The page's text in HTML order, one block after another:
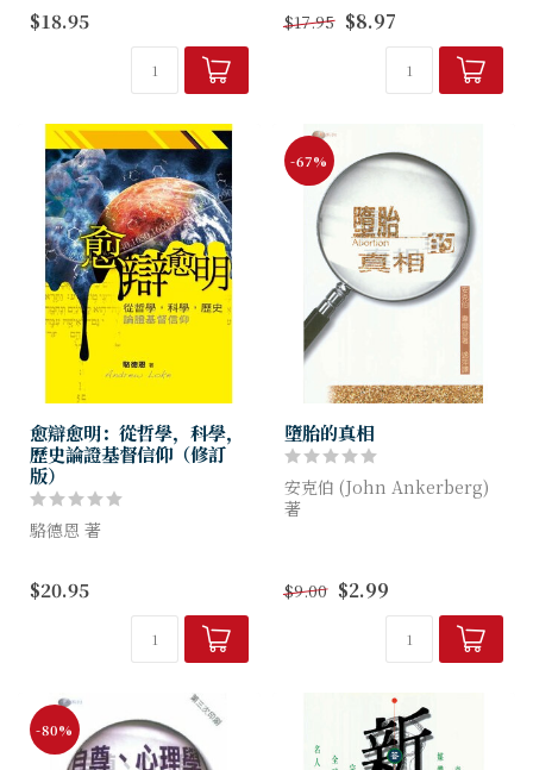
是在攻擊和磨煉中成長。我們
需要汲取別人的批評，有效地
建立護教系統。 本書不單討
論基督教的哲學思維，也從聖
$18.95
此書開宗明義是要從科學角度
破解宗教，特別是基督教...
$17.95 $8.97
愈辯愈明：從哲學，科學，
歷史論證基督信仰（修訂
版）
駱德恩 著
極強的書籍，論述清晰，幫助
讀者釐清困惑，解答基督信仰
的難題。基督信仰雖然著重尋
求信靠看不見的上帝，卻並非
$20.95
-67%
墮胎的真相
安克伯 (John Ankerberg)
著
個案，全世界的墮胎總數則可
能接近十億。 然而，真的是
$9.00 $2.99
-80%